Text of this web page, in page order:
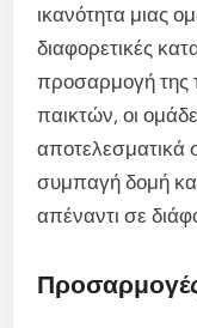
ικανότητα μιας
διαφορετικές
προσαρμογή της
παικτών, οι
αποτελεσματικά
συμπαγή δομή
απέναντι σε